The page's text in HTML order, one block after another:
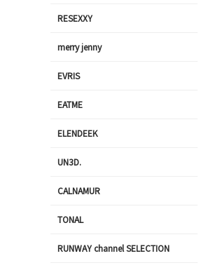
RESEXXY
merry jenny
EVRIS
EATME
ELENDEEK
UN3D.
CALNAMUR
TONAL
RUNWAY channel SELECTION